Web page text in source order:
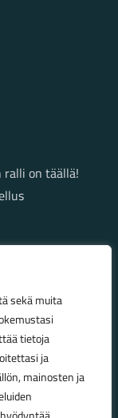
sekä muita
tietoja
ja
mainosten ja
ralli on täällä!